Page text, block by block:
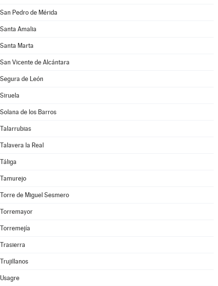
San Pedro de Mérida
Santa Amalia
Santa Marta
San Vicente de Alcántara
Segura de León
Siruela
Solana de los Barros
Talarrubias
Talavera la Real
Táliga
Tamurejo
Torre de Miguel Sesmero
Torremayor
Torremejía
Trasierra
Trujillanos
Usagre